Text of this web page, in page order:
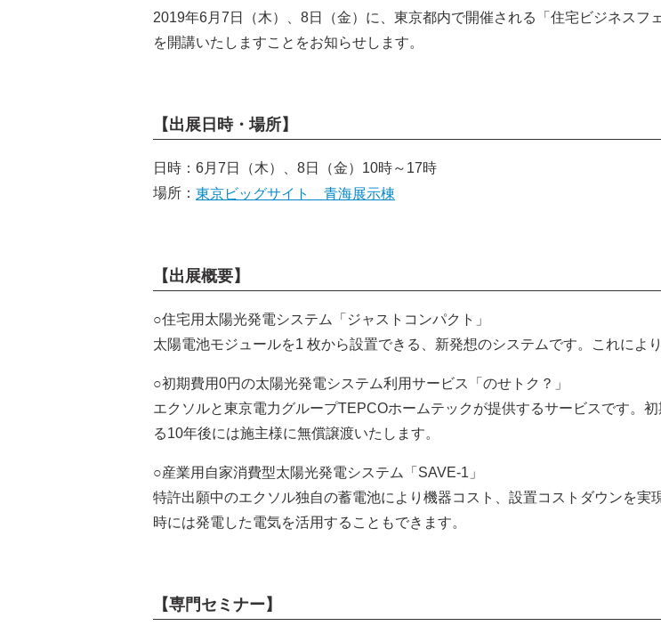
2019年6月7日（木）、8日（金）に、東京都内で開催される「住宅ビジネス
を開講いたしますことをお知らせします。
【出展日時・場所】
日時：6月7日（木）、8日（金）10時～17時
場所： 東京ビッグサイト 青海展示棟
【出展概要】
○住宅用太陽光発電システム「ジャストコンパクト」
太陽電池モジュールを1 枚から設置できる、新発想のシステムです。これによ
○初期費用0円の太陽光発電システム利用サービス「のせトク？」
エクソルと東京電力グループTEPCOホームテックが提供するサービスです。
る10年後には施主様に無償譲渡いたします。
○産業用自家消費型太陽光発電システム「SAVE-1」
特許出願中のエクソル独自の蓄電池により機器コスト、設置コストダウンを
時には発電した電気を活用することもできます。
【専門セミナー】